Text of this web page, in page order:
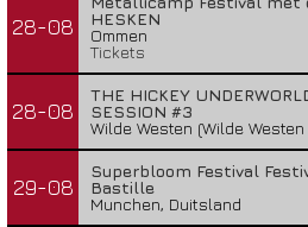
28-08
HESKEN
Ommen
Tickets
28-08
THE HICKEY
SESSION #3
Wilde Westen (Wilde Westen
29-08
Superbloom Festival
Bastille
Munchen, Duitsland